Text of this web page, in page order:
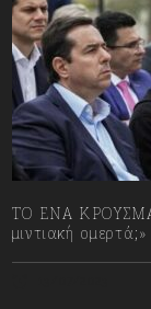
ΤΟ ΕΝΑ ΚΡΟΥΣΜΑ
μιντιακή ομερτά;»